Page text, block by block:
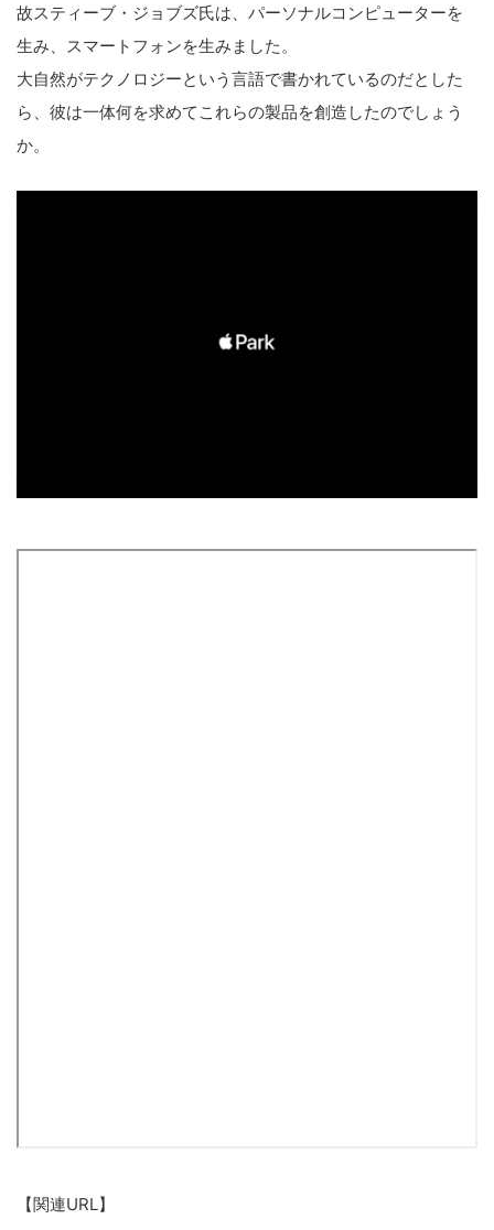
故スティーブ・ジョブズ氏は、パーソナルコンピューターを
生み、スマートフォンを生みました。
大自然がテクノロジーという言語で書かれているのだとした
ら、彼は一体何を求めてこれらの製品を創造したのでしょう
か。
【関連URL】